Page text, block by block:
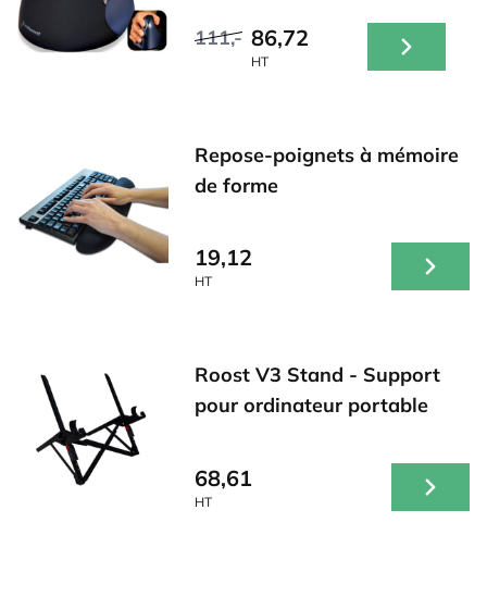
111,- 86,72
HT
Repose-poignets à mémoire
de forme
19,12
HT
Roost V3 Stand - Support
pour ordinateur portable
68,61
HT